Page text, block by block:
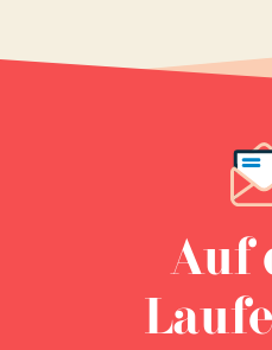
Auf